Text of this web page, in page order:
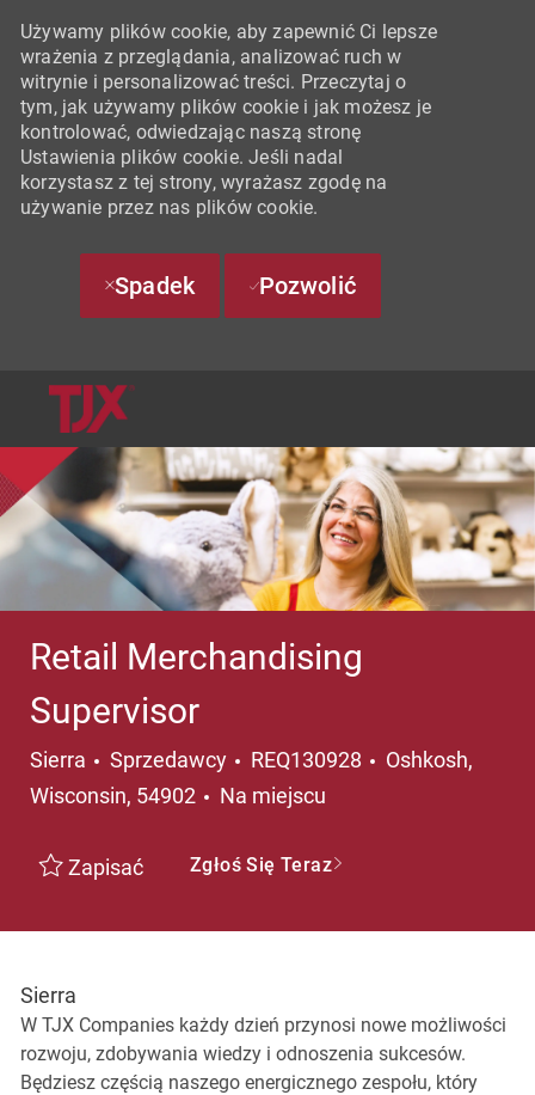
Używamy plików cookie, aby zapewnić Ci lepsze
wrażenia z przeglądania, analizować ruch w
witrynie i personalizować treści. Przeczytaj o
tym, jak używamy plików cookie i jak możesz je
kontrolować, odwiedzając naszą stronę
Ustawienia plików cookie. Jeśli nadal
korzystasz z tej strony, wyrażasz zgodę na
używanie przez nas plików cookie.
Spadek Pozwolić
Retail Merchandising
Supervisor
Sierra Kategoria
Sprzedawcy REQ130928 Lokalizacja
Oshkosh,
Wisconsin, 54902
Na miejscu
Zapisać Zgłoś Się Teraz
Sierra
W TJX Companies każdy dzień przynosi nowe możliwości
rozwoju, zdobywania wiedzy i odnoszenia sukcesów.
Będziesz częścią naszego energicznego zespołu, który